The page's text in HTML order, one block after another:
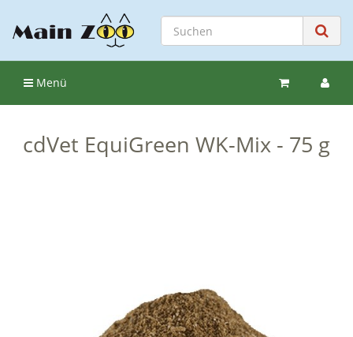
Menü
cdVet EquiGreen WK-Mix - 75 g